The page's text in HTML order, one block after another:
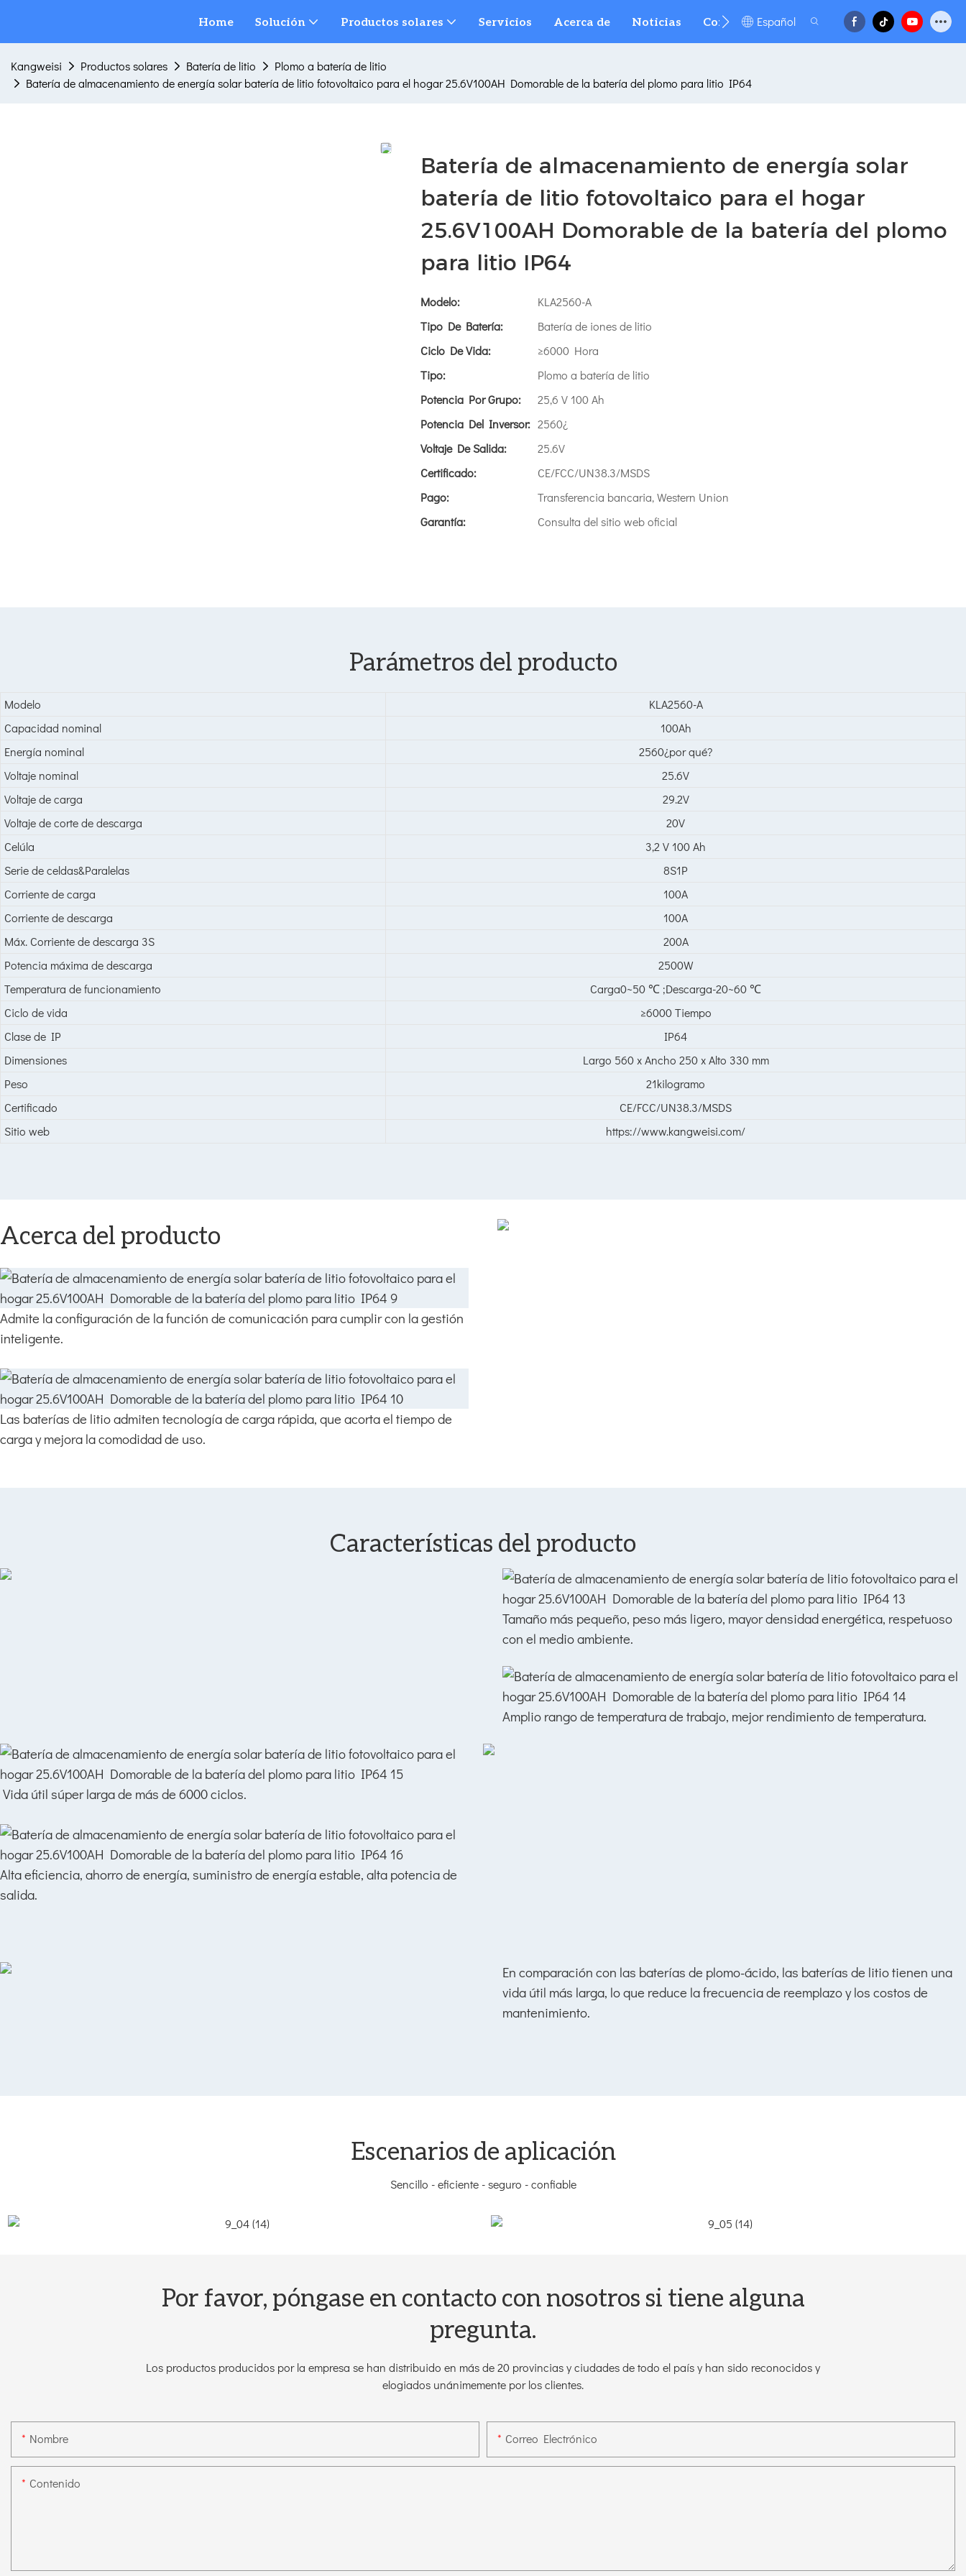
Home Solución Productos solares Servicios Acerca de Noticias Contacto FAQ
Español
Kangweisi Productos solares Batería de litio
Plomo a batería de litio
Batería de almacenamiento de energía solar batería de litio fotovoltaico para el hogar 25.6V100AH ​​Domorable de la batería del plomo para litio IP64
Batería de almacenamiento de energía solar
batería de litio fotovoltaico para el hogar
25.6V100AH ​​Domorable de la batería del plomo
para litio IP64
Modelo:
KLA2560-A
Tipo De Batería:
Batería de iones de litio
Ciclo De Vida:
≥6000 Hora
Tipo:
Plomo a batería de litio
Potencia Por Grupo:
25,6 V 100 Ah
Potencia Del Inversor: 2560¿
Voltaje De Salida:
25.6V
Certificado:
CE/FCC/UN38.3/MSDS
Pago:
Transferencia bancaria, Western Union
Garantía:
Consulta del sitio web oficial
Parámetros del producto
Modelo
KLA2560-A
Capacidad nominal
100Ah
Energía nominal
2560¿por qué?
Voltaje nominal
25.6V
Voltaje de carga
29.2V
Voltaje de corte de descarga
20V
Celúla
3,2 V 100 Ah
Serie de celdas&Paralelas
8S1P
Corriente de carga
100A
Corriente de descarga
100A
Máx. Corriente de descarga 3S
200A
Potencia máxima de descarga
2500W
Temperatura de funcionamiento
Carga0~50 ℃ ;Descarga-20~60 ℃
Ciclo de vida
≥6000 Tiempo
Clase de IP
IP64
Dimensiones
Largo 560 x Ancho 250 x Alto 330 mm
Peso
21kilogramo
Certificado
CE/FCC/UN38.3/MSDS
Sitio web
https://www.kangweisi.com/
Acerca del producto
Admite la configuración de la función de comunicación para cumplir con la gestión
inteligente.
Las baterías de litio admiten tecnología de carga rápida, que acorta el tiempo de
carga y mejora la comodidad de uso.
Características del producto
Tamaño más pequeño, peso más ligero, mayor densidad energética, respetuoso
con el medio ambiente.
Amplio rango de temperatura de trabajo, mejor rendimiento de temperatura.
Vida útil súper larga de más de 6000 ciclos.
Alta eficiencia, ahorro de energía, suministro de energía estable, alta potencia de
salida.
En comparación con las baterías de plomo-ácido, las baterías de litio tienen una
vida útil más larga, lo que reduce la frecuencia de reemplazo y los costos de
mantenimiento.
Escenarios de aplicación
Sencillo - eficiente - seguro - confiable
Por favor, póngase en contacto con nosotros si tiene alguna
pregunta.
Los productos producidos por la empresa se han distribuido en más de 20 provincias y ciudades de todo el país y han sido reconocidos y
elogiados unánimemente por los clientes.
Nombre Correo Electrónico
Contenido